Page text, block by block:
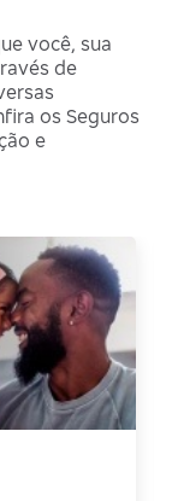
você, sua
de
os Seguros
e